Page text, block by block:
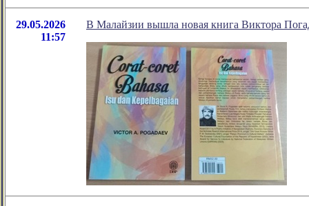
29.05.2026
11:57
В Малайзии вышла новая книга Виктора